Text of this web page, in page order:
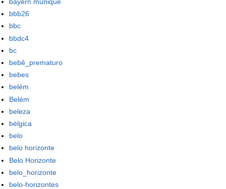
bbb26
bbc
bbdc4
bc
bebê_prematuro
bebes
belém
Belém
beleza
bélgica
belo
belo horizonte
Belo Horizonte
belo_horizonte
belo-horizontes